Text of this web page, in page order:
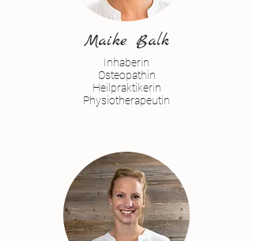
Maike Balk
Inhaberin
Osteopathin
Heilpraktikerin
Physiotherapeutin